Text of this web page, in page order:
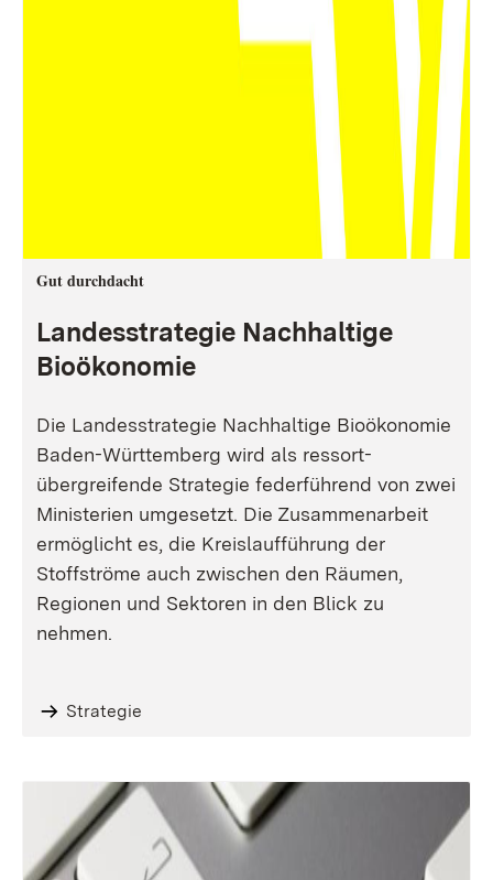
Gut durchdacht
Landesstrategie Nachhaltige
Bioökonomie
Die Landesstrategie Nachhaltige Bioökonomie
Baden-Württemberg wird als ressort-
übergreifende Strategie federführend von zwei
Ministerien umgesetzt. Die Zusammenarbeit
ermöglicht es, die Kreislaufführung der
Stoffströme auch zwischen den Räumen,
Regionen und Sektoren in den Blick zu
nehmen.
Strategie